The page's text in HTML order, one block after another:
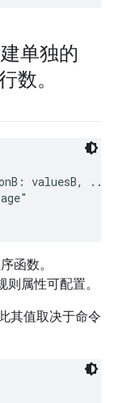
单独的
数。
valuesB,
函数。
属性可配置。
其值取决于命令